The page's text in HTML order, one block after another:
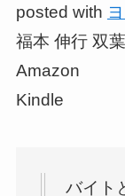
posted with
福本 伸行 双
Amazon
Kindle
バイト